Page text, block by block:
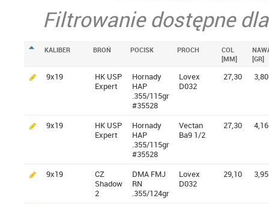
Filtrowanie dostępne
KALIBER BROŃ POCISK PROCH
COL
[MM]
[GR]
9x19
HK USP
Expert
Hornady
HAP
.355/115gr
#35528
Lovex
D032
27,30 3,80
9x19
HK USP
Expert
Hornady
HAP
.355/115gr
#35528
Vectan
Ba9 1/2
27,30 4,16
9x19
CZ
Shadow
2
DMA FMJ
RN
.355/124gr
Lovex
D032
29,10 3,95